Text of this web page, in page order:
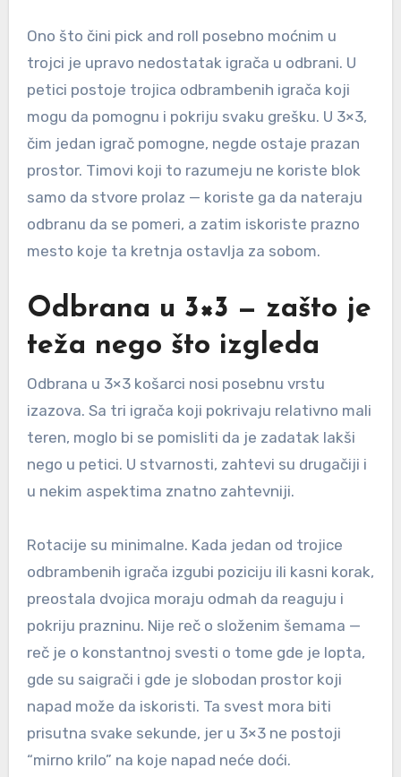
Ono što čini pick and roll posebno moćnim u
trojci je upravo nedostatak igrača u odbrani. U
petici postoje trojica odbrambenih igrača koji
mogu da pomognu i pokriju svaku grešku. U 3×3,
čim jedan igrač pomogne, negde ostaje prazan
prostor. Timovi koji to razumeju ne koriste blok
samo da stvore prolaz — koriste ga da nateraju
odbranu da se pomeri, a zatim iskoriste prazno
mesto koje ta kretnja ostavlja za sobom.
Odbrana u 3×3 — zašto je
teža nego što izgleda
Odbrana u 3×3 košarci nosi posebnu vrstu
izazova. Sa tri igrača koji pokrivaju relativno mali
teren, moglo bi se pomisliti da je zadatak lakši
nego u petici. U stvarnosti, zahtevi su drugačiji i
u nekim aspektima znatno zahtevniji.
Rotacije su minimalne. Kada jedan od trojice
odbrambenih igrača izgubi poziciju ili kasni korak,
preostala dvojica moraju odmah da reaguju i
pokriju prazninu. Nije reč o složenim šemama —
reč je o konstantnoj svesti o tome gde je lopta,
gde su saigrači i gde je slobodan prostor koji
napad može da iskoristi. Ta svest mora biti
prisutna svake sekunde, jer u 3×3 ne postoji
“mirno krilo” na koje napad neće doći.